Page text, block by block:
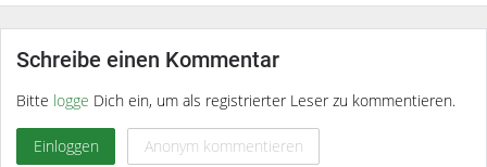
Schreibe einen Kommentar
Bitte logge Dich ein, um als registrierter Leser zu kommentieren.
Einloggen Anonym kommentieren